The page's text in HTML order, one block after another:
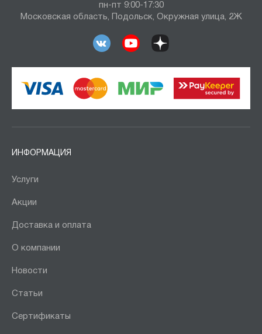
пн-пт 9:00-17:30
Московская область, Подольск, Окружная улица, 2Ж
ИНФОРМАЦИЯ
Услуги
Акции
Доставка и оплата
О компании
Новости
Статьи
Сертификаты